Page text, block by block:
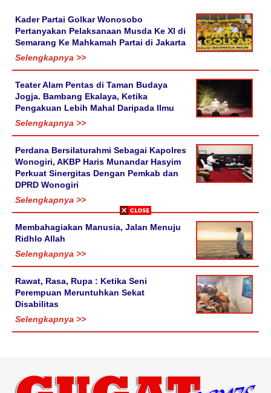
Kader Partai Golkar Wonosobo
Pertanyakan Pelaksanaan Musda Ke XI di
Semarang Ke Mahkamah Partai di Jakarta
Selengkapnya >>
Teater Alam Pentas di Taman Budaya
Jogja. Bambang Ekalaya, Ketika
Pengakuan Lebih Mahal Daripada Ilmu
Selengkapnya >>
Perdana Bersilaturahmi Sebagai Kapolres
Wonogiri, AKBP Haris Munandar Hasyim
Perkuat Sinergitas Dengan Pemkab dan
DPRD Wonogiri
Selengkapnya >>
Membahagiakan Manusia, Jalan Menuju
Ridhlo Allah
Selengkapnya >>
Rawat, Rasa, Rupa : Ketika Seni
Perempuan Meruntuhkan Sekat
Disabilitas
Selengkapnya >>